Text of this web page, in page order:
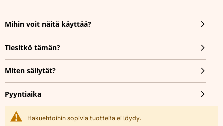
Mihin voit näitä käyttää?
Tiesitkö tämän?
Miten säilytät?
Pyyntiaika
Hakuehtoihin sopivia tuotteita ei löydy.